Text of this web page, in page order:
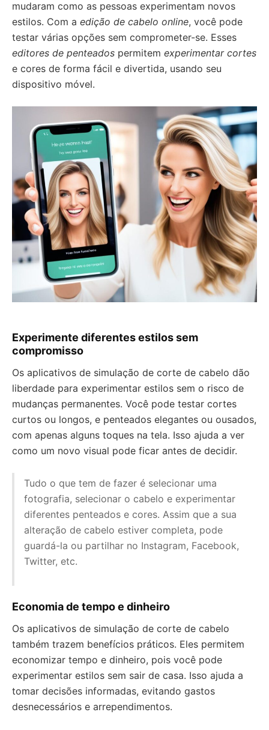
mudaram como as pessoas experimentam novos
estilos. Com a edição de cabelo online, você pode
testar várias opções sem comprometer-se. Esses
editores de penteados permitem experimentar cortes
e cores de forma fácil e divertida, usando seu
dispositivo móvel.
Experimente diferentes estilos sem
compromisso
Os aplicativos de simulação de corte de cabelo dão
liberdade para experimentar estilos sem o risco de
mudanças permanentes. Você pode testar cortes
curtos ou longos, e penteados elegantes ou ousados,
com apenas alguns toques na tela. Isso ajuda a ver
como um novo visual pode ficar antes de decidir.
Tudo o que tem de fazer é selecionar uma
fotografia, selecionar o cabelo e experimentar
diferentes penteados e cores. Assim que a sua
alteração de cabelo estiver completa, pode
guardá-la ou partilhar no Instagram, Facebook,
Twitter, etc.
Economia de tempo e dinheiro
Os aplicativos de simulação de corte de cabelo
também trazem benefícios práticos. Eles permitem
economizar tempo e dinheiro, pois você pode
experimentar estilos sem sair de casa. Isso ajuda a
tomar decisões informadas, evitando gastos
desnecessários e arrependimentos.